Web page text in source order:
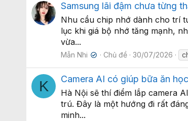
Samsung lãi đậm chưa từng
Nhu cầu chip nhớ dành cho trí
lục khi giá bộ nhớ tăng mạnh,
vừa...
Mẫn Nhi ✔ Chủ đề 30/07/2026
K Camera AI có giúp bữa ăn
Hà Nội sẽ thí điểm lắp camera
trú. Đây là một hướng đi rất
minh...